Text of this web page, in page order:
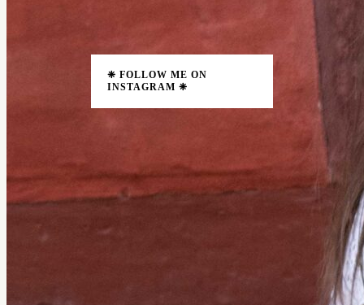
❈ FOLLOW ME ON
INSTAGRAM ❈